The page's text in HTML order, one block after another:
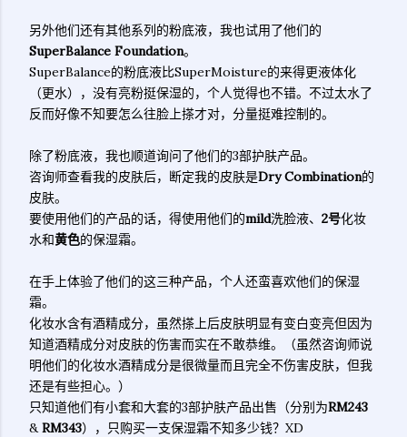
另外他们还有其他系列的粉底液，我也试用了他们的
SuperBalance Foundation。
SuperBalance的粉底液比SuperMoisture的来得更液体化
（更水），没有亮粉挺保湿的，个人觉得也不错。不过太水了
反而好像不知要怎么往脸上搽才对，分量挺难控制的。
除了粉底液，我也顺道询问了他们的3部护肤产品。
咨询师查看我的皮肤后，断定我的皮肤是Dry Combination的
皮肤。
要使用他们的产品的话，得使用他们的mild洗脸液、 2号化妆
水和黄色的保湿霜。
在手上体验了他们的这三种产品，个人还蛮喜欢他们的保湿
霜。
化妆水含有酒精成分，虽然搽上后皮肤明显有变白变亮但因为
知道酒精成分对皮肤的伤害而实在不敢恭维。（虽然咨询师说
明他们的化妆水酒精成分是很微量而且完全不伤害皮肤，但我
还是有些担心。）
只知道他们有小套和大套的3部护肤产品出售（分别为RM243
&RM343），只购买一支保湿霜不知多少钱？XD